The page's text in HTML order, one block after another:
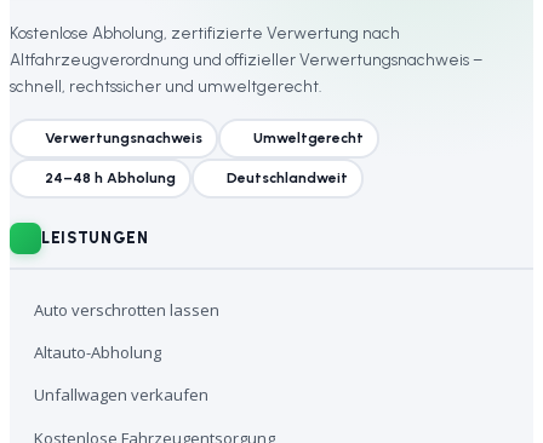
Kostenlose Abholung, zertifizierte Verwertung nach
Altfahrzeugverordnung und offizieller Verwertungsnachweis –
schnell, rechtssicher und umweltgerecht.
Verwertungsnachweis Umweltgerecht
24–48 h Abholung Deutschlandweit
LEISTUNGEN
Auto verschrotten lassen
Altauto-Abholung
Unfallwagen verkaufen
Kostenlose Fahrzeugentsorgung